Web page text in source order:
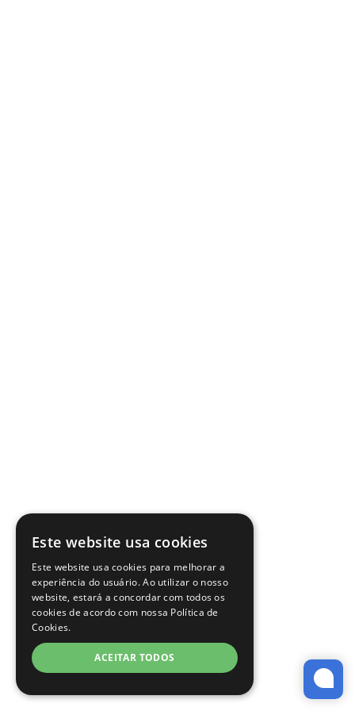
Este website usa cookies
Este website usa cookies para melhorar a
experiência do usuário. Ao utilizar o nosso
website, estará a concordar com todos os
cookies de acordo com nossa Política de
Cookies.
ACEITAR TODOS